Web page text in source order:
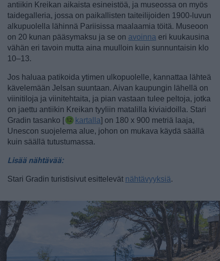
antiikin Kreikan aikaista esineistöä, ja museossa on myös
taidegalleria, jossa on paikallisten taiteilijoiden 1900-luvun
alkupuolella lähinnä Pariisissa maalaamia töitä. Museoon
on 20 kunan pääsymaksu ja se on avoinna eri kuukausina
vähän eri tavoin mutta aina muulloin kuin sunnuntaisin klo
10–13.
Jos haluaa patikoida ytimen ulkopuolelle, kannattaa lähteä
kävelemään Jelsan suuntaan. Aivan kaupungin lähellä on
viinitiloja ja viinitehtaita, ja pian vastaan tulee peltoja, jotka
on jaettu antiikin Kreikan tyyliin matalilla kiviaidoilla. Stari
Gradin tasanko [
kartalla] on 180 x 900 metriä laaja,
Unescon suojelema alue, johon on mukava käydä säällä
kuin säällä tutustumassa.
Lisää nähtävää:
Stari Gradin turistisivut esittelevät nähtävyyksiä.